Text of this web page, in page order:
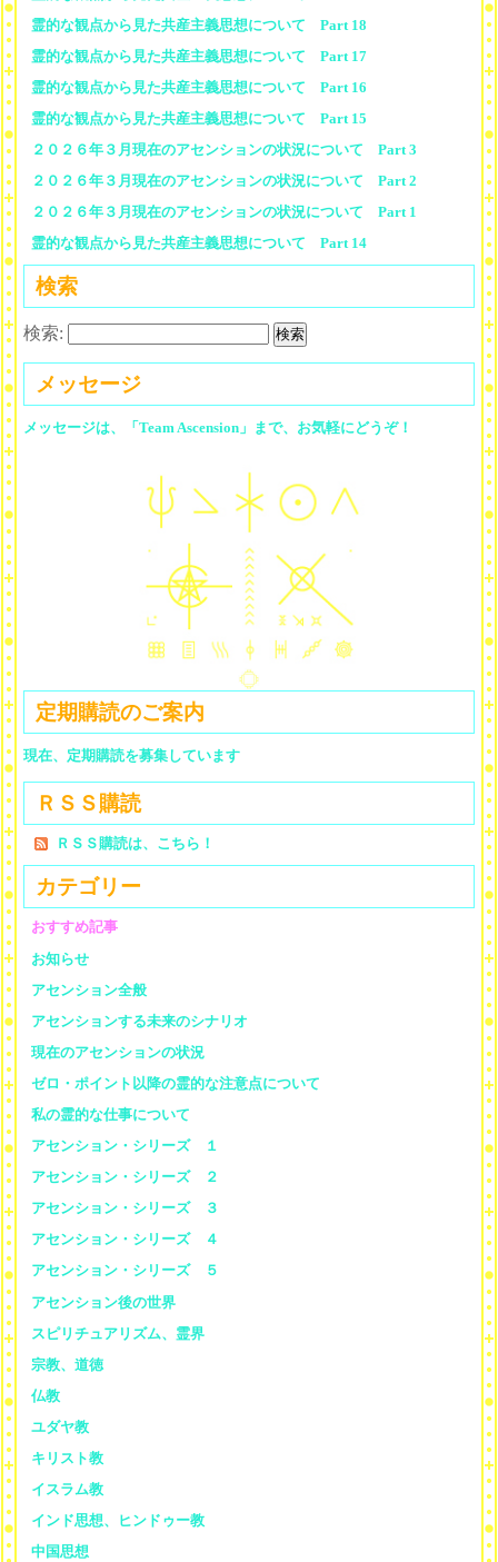
霊的な観点から見た共産主義思想について Part 18
霊的な観点から見た共産主義思想について Part 17
霊的な観点から見た共産主義思想について Part 16
霊的な観点から見た共産主義思想について Part 15
２０２６年３月現在のアセンションの状況について Part 3
２０２６年３月現在のアセンションの状況について Part 2
２０２６年３月現在のアセンションの状況について Part 1
霊的な観点から見た共産主義思想について Part 14
検索
検索:
メッセージ
メッセージは、「Team Ascension」まで、お気軽にどうぞ！
定期購読のご案内
現在、定期購読を募集しています
ＲＳＳ購読
ＲＳＳ購読は、こちら！
カテゴリー
おすすめ記事
お知らせ
アセンション全般
アセンションする未来のシナリオ
現在のアセンションの状況
ゼロ・ポイント以降の霊的な注意点について
私の霊的な仕事について
アセンション・シリーズ １
アセンション・シリーズ ２
アセンション・シリーズ ３
アセンション・シリーズ ４
アセンション・シリーズ ５
アセンション後の世界
スピリチュアリズム、霊界
宗教、道徳
仏教
ユダヤ教
キリスト教
イスラム教
インド思想、ヒンドゥー教
中国思想